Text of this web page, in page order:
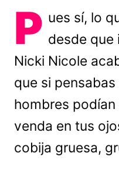
P ues sí, lo
desde que
Nicki Nicole
que si
hombres
venda en tus
cobija gruesa,